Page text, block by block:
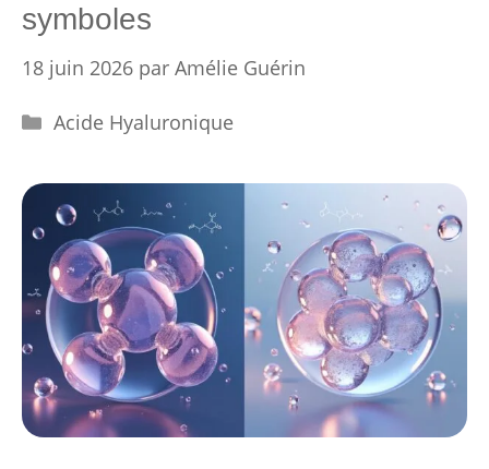
symboles
18 juin 2026 par Amélie Guérin
Catégories
Acide Hyaluronique